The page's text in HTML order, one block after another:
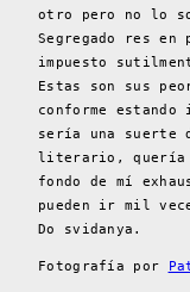
otro pero no lo
Segregado res
impuesto
Estas son sus
conforme
sería una suerte
literario, quería
fondo de mí
pueden ir mil
Do svidanya.
Fotografía por